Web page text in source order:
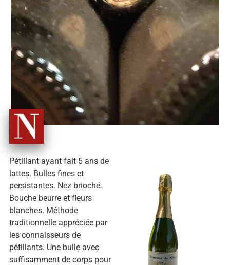
Pétillant ayant fait 5 ans de
lattes. Bulles fines et
persistantes. Nez brioché.
Bouche beurre et fleurs
blanches. Méthode
traditionnelle appréciée par
les connaisseurs de
pétillants. Une bulle avec
suffisamment de corps pour